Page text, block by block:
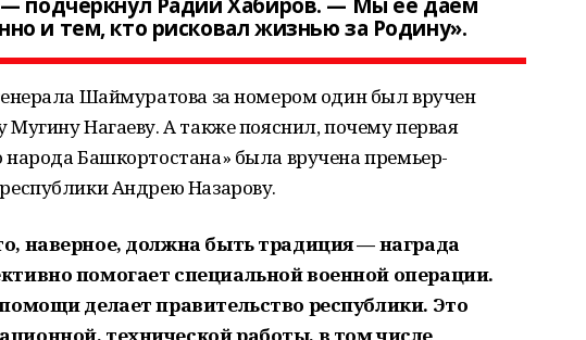
и тем, кто рисковал жизнью за Родину».
Шаймуратова за номером один был вручен
Мугину Нагаеву. А также пояснил, почему первая
Башкортостана» была вручена премьер-
Андрею Назарову.
наверное, должна быть традиция — награда
помогает специальной военной операции.
делает правительство республики. Это